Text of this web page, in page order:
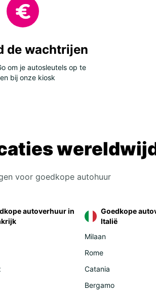
de wachtrijen
om je autosleutels op te
bij onze kiosk
voor goedkope autohuur
autoverhuur in
Goedkope
Italië
Milaan
Rome
Catania
Bergamo